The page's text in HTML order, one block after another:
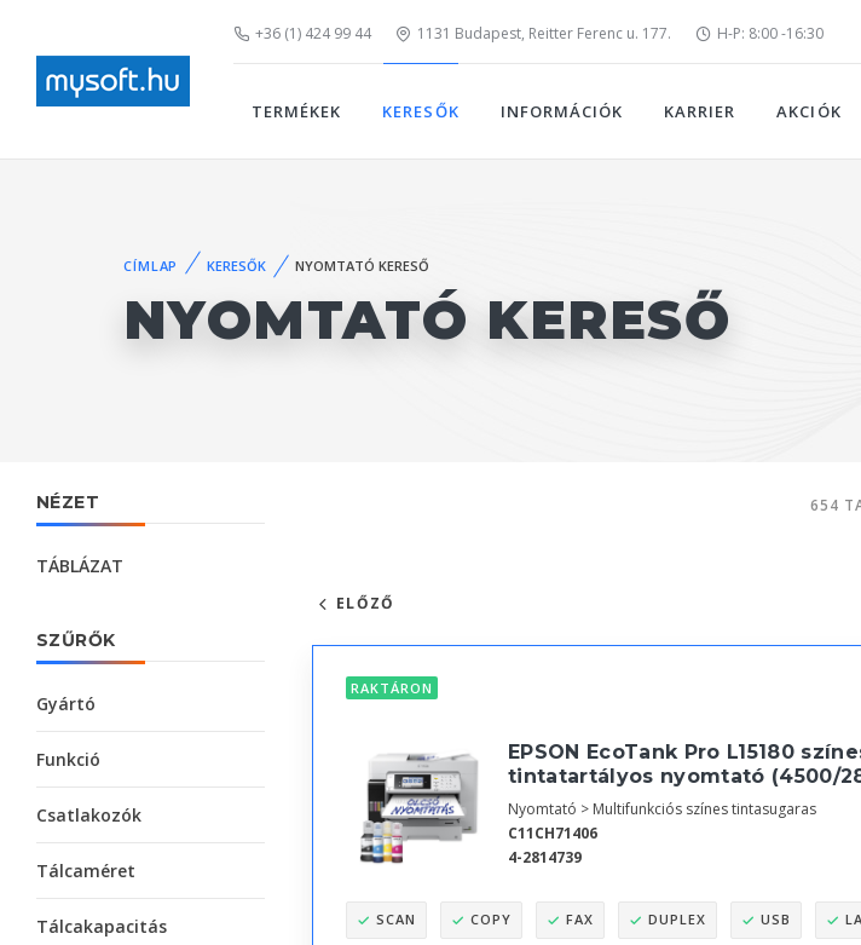
+36 (1) 424 99 44 1131 Budapest, Reitter Ferenc u. 177. H-P: 8:00 -16:30
TERMÉKEK KERESŐK INFORMÁCIÓK KARRIER AKCIÓK
CÍMLAP KERESŐK NYOMTATÓ KERESŐ
NYOMTATÓ KERESŐ
NÉZET
TÁBLÁZAT
SZŰRŐK
Gyártó
Funkció
Csatlakozók
Tálcaméret
Tálcakapacitás
654
ELŐZŐ
RAKTÁRON
EPSON EcoTank Pro L15180
tintatartályos nyomtató (4500/
Nyomtató > Multifunkciós színes tintasugaras
C11CH71406
4-2814739
SCAN COPY FAX DUPLEX USB